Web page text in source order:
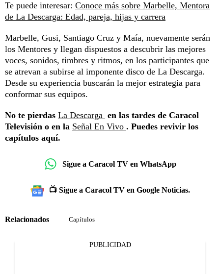
Te puede interesar: Conoce más sobre Marbelle, Mentora
de La Descarga: Edad, pareja, hijas y carrera
Marbelle, Gusi, Santiago Cruz y Maía, nuevamente serán
los Mentores y llegan dispuestos a descubrir las mejores
voces, sonidos, timbres y ritmos, en los participantes que
se atrevan a subirse al imponente disco de La Descarga.
Desde su experiencia buscarán la mejor estrategia para
conformar sus equipos.
No te pierdas La Descarga en las tardes de Caracol
Televisión o en la Señal En Vivo . Puedes revivir los
capítulos aquí.
Sigue a Caracol TV en WhatsApp
📺 Sigue a Caracol TV en Google Noticias.
Relacionados Capítulos
PUBLICIDAD